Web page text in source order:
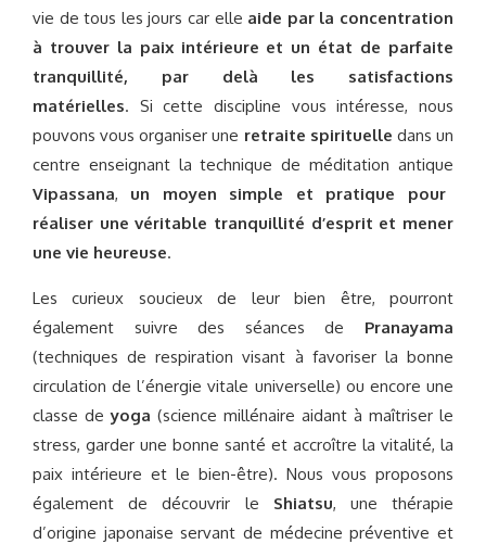
vie de tous les jours car elle aide par la concentration
à trouver la paix intérieure et un état de parfaite
tranquillité, par delà les satisfactions
matérielles. Si cette discipline vous intéresse, nous
pouvons vous organiser une retraite spirituelle dans un
centre enseignant la technique de méditation antique
Vipassana, un moyen simple et pratique pour
réaliser une véritable tranquillité d’esprit et mener
une vie heureuse.
Les curieux soucieux de leur bien être, pourront
également suivre des séances de Pranayama
(techniques de respiration visant à favoriser la bonne
circulation de l’énergie vitale universelle) ou encore une
classe deyoga (science millénaire aidant à maîtriser le
stress, garder une bonne santé et accroître la vitalité, la
paix intérieure et le bien-être). Nous vous proposons
également de découvrir le Shiatsu, une thérapie
d’origine japonaise servant de médecine préventive et